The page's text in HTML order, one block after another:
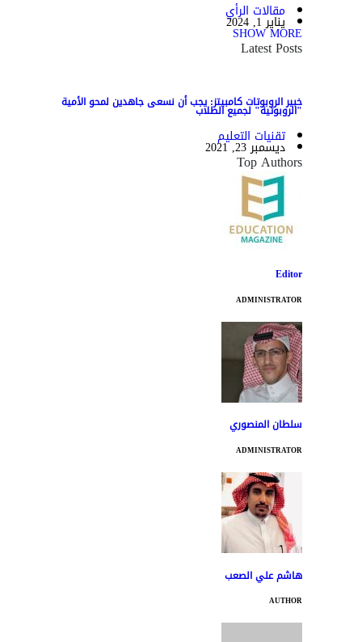
مقالات الرأي
يناير 1, 2024
SHOW MORE
Latest Posts
خبير الروبوتات كامبيتز: يجب أن نسعى جاهدين لمحو الأمية
"الروبوتية" لجميع الطلاب
تقنيات التعليم
ديسمبر 23, 2021
Top Authors
Editor
ADMINISTRATOR
سلطان المنصوري
ADMINISTRATOR
هاشم علي الصعب
AUTHOR